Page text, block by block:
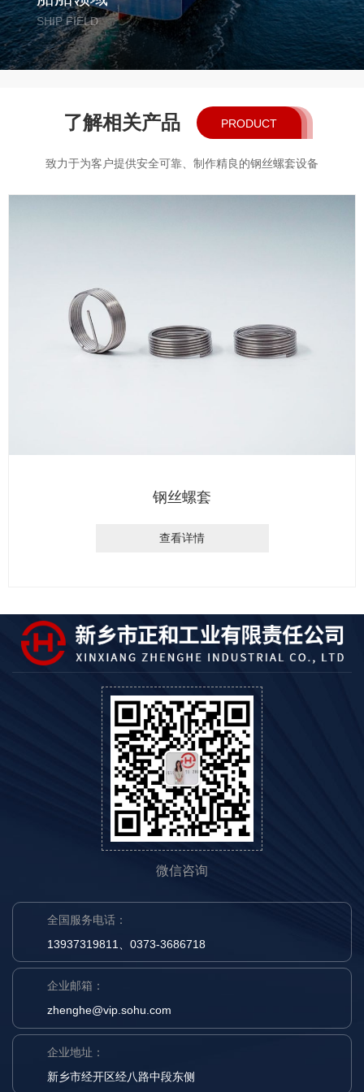
SHIP FIELD
了解相关产品 PRODUCT
致力于为客户提供安全可靠、制作精良的钢丝螺套设备
钢丝螺套
查看详情
微信咨询
全国服务电话：
13937319811、0373-3686718
企业邮箱：
zhenghe@vip.sohu.com
企业地址：
新乡市经开区经八路中段东侧